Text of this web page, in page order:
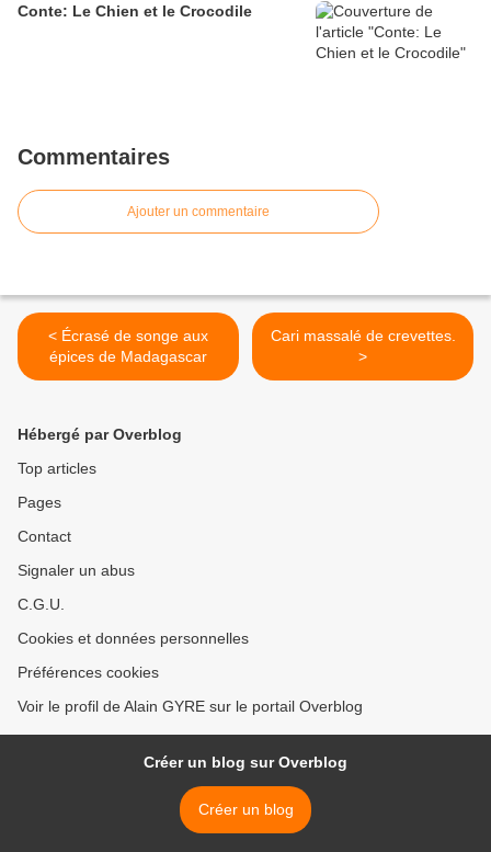
Conte: Le Chien et le Crocodile
Commentaires
Ajouter un commentaire
< Écrasé de songe aux
épices de Madagascar
Cari massalé de crevettes.
>
Hébergé par Overblog
Top articles
Pages
Contact
Signaler un abus
C.G.U.
Cookies et données personnelles
Préférences cookies
Voir le profil de Alain GYRE sur le portail Overblog
Créer un blog sur Overblog
Créer un blog